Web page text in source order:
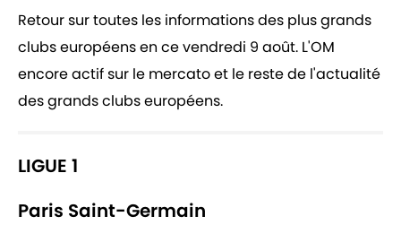
Retour sur toutes les informations des plus grands
clubs européens en ce vendredi 9 août. L'OM
encore actif sur le mercato et le reste de l'actualité
des grands clubs européens.
LIGUE 1
Paris Saint-Germain